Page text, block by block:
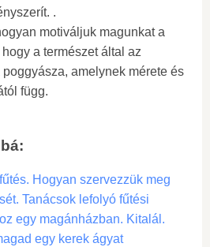
.
motiváljuk magunkat a
a természet által az
amelynek mérete és
függ.
Hogyan szervezzük meg
Tanácsok lefolyó fűtési
egy magánházban. Kitalál.
egy kerek ágyat